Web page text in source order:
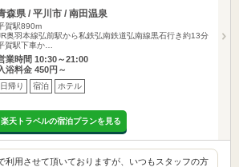
森県 / 平川市 / 南田温泉
賀駅890m
奥羽本線弘前駅から私鉄弘南鉄道弘南線黒石行き約13分
賀駅下車か…
業時間 10:30～21:00
浴料金 450円～
日帰り 宿泊 ホテル
楽天トラベルの宿泊プランを見る
利用させて頂いておりますが、いつもスタッフの方